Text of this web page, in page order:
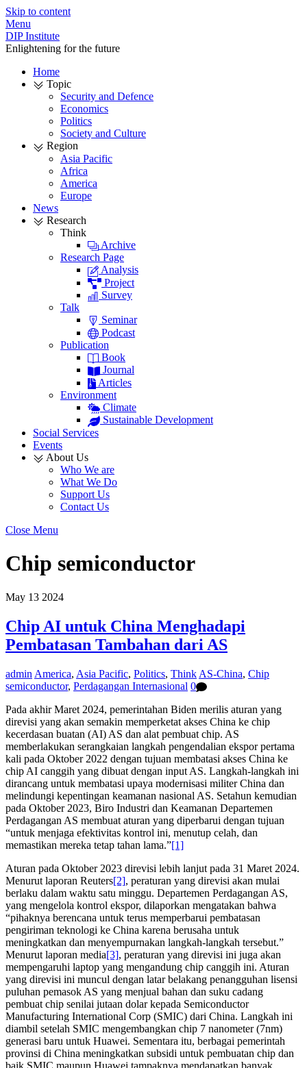
Skip to content
Menu
DIP Institute
Enlightening for the future
Home
Topic
Security and Defence
Economics
Politics
Society and Culture
Region
Asia Pacific
Africa
America
Europe
News
Research
Think
Archive
Research Page
Analysis
Project
Survey
Talk
Seminar
Podcast
Publication
Book
Journal
Articles
Environment
Climate
Sustainable Development
Social Services
Events
About Us
Who We are
What We Do
Support Us
Contact Us
Close Menu
Chip semiconductor
May 13 2024
Chip AI untuk China Menghadapi
Pembatasan Tambahan dari AS
admin America, Asia Pacific, Politics, Think AS-China, Chip
semiconductor, Perdagangan Internasional 0
Pada akhir Maret 2024, pemerintahan Biden merilis aturan yang
direvisi yang akan semakin memperketat akses China ke chip
kecerdasan buatan (AI) AS dan alat pembuat chip. AS
memberlakukan serangkaian langkah pengendalian ekspor pertama
kali pada Oktober 2022 dengan tujuan membatasi akses China ke
chip AI canggih yang dibuat dengan input AS. Langkah-langkah ini
dirancang untuk membatasi upaya modernisasi militer China dan
melindungi kepentingan keamanan nasional AS. Setahun kemudian
pada Oktober 2023, Biro Industri dan Keamanan Departemen
Perdagangan AS membuat aturan yang diperbarui dengan tujuan
“untuk menjaga efektivitas kontrol ini, menutup celah, dan
memastikan mereka tetap tahan lama.”[1]
Aturan pada Oktober 2023 direvisi lebih lanjut pada 31 Maret 2024.
Menurut laporan Reuters[2], peraturan yang direvisi akan mulai
berlaku dalam waktu satu minggu. Departemen Perdagangan AS,
yang mengelola kontrol ekspor, dilaporkan mengatakan bahwa
“pihaknya berencana untuk terus memperbarui pembatasan
pengiriman teknologi ke China karena berusaha untuk
meningkatkan dan menyempurnakan langkah-langkah tersebut.”
Menurut laporan media[3], peraturan yang direvisi ini juga akan
mempengaruhi laptop yang mengandung chip canggih ini. Aturan
yang direvisi ini muncul dengan latar belakang penangguhan lisensi
puluhan pemasok AS yang menjual bahan dan suku cadang
pembuat chip senilai jutaan dolar kepada Semiconductor
Manufacturing International Corp (SMIC) dari China. Langkah ini
diambil setelah SMIC mengembangkan chip 7 nanometer (7nm)
generasi baru untuk Huawei. Sementara itu, berbagai pemerintah
provinsi di China meningkatkan subsidi untuk pembuatan chip dan
baik SMIC maupun Huawei tampaknya mendapatkan banyak